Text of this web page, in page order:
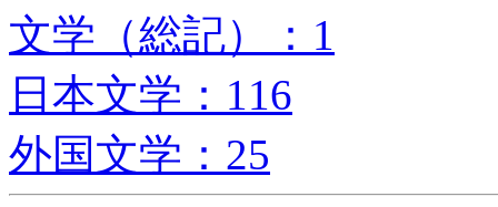
文学（総記）：1
日本文学：116
外国文学：25